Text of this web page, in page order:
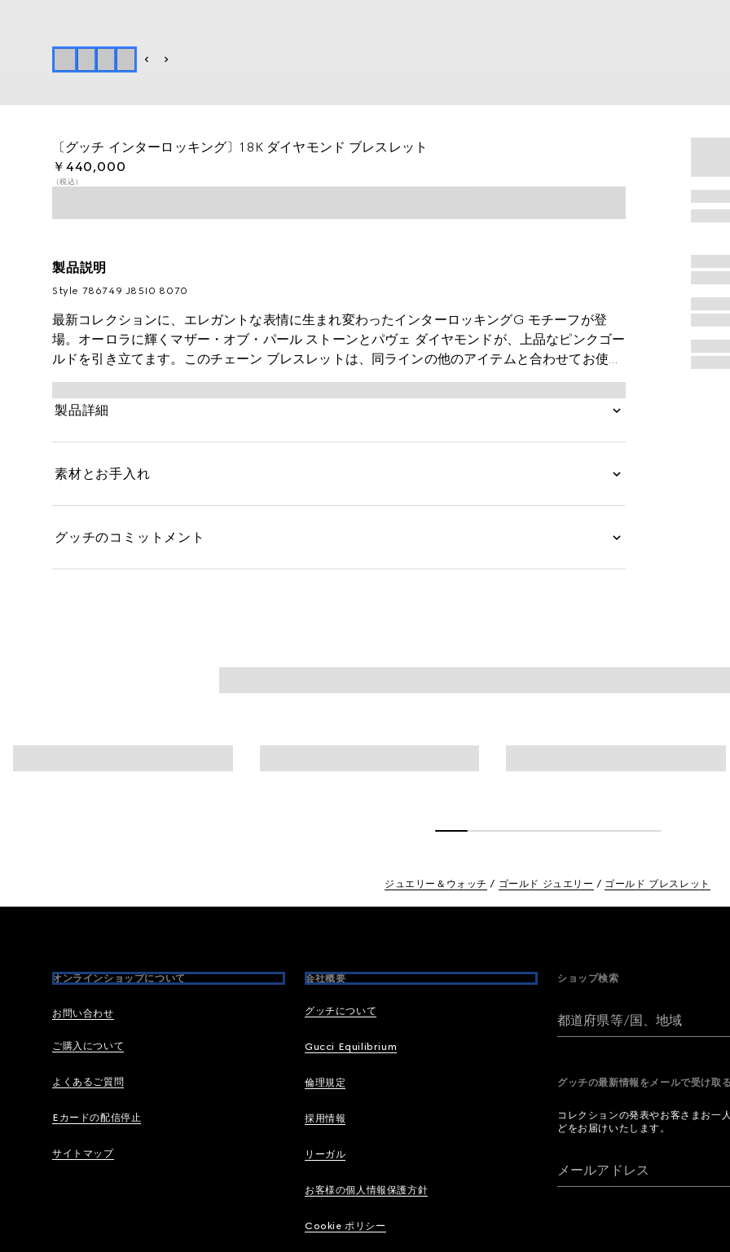
〔グッチ インターロッキング〕18K ダイヤモンド ブレスレット
￥440,000
（税込）
製品説明
Style ‎786749 J85I0 8070
最新コレクションに、エレガントな表情に生まれ変わったインターロッキングG モチーフが登
場。オーロラに輝くマザー・オブ・パール ストーンとパヴェ ダイヤモンドが、上品なピンクゴー
ルドを引き立てます。このチェーン ブレスレットは、同ラインの他のアイテムと合わせてお使い
いただけます。
製品詳細
素材とお手入れ
グッチのコミットメント
ジュエリー＆ウォッチ ゴールド ジュエリー ゴールド ブレスレット
オンラインショップについて
お問い合わせ
ご購入について
よくあるご質問
Eカードの配信停止
サイトマップ
会社概要
グッチについて
Gucci Equilibrium
倫理規定
採用情報
リーガル
お客様の個人情報保護方針
Cookie ポリシー
ショップ検索
都道府県等/国、地域
グッチの最新情報をメールで受け
コレクションの発表やお客さまお一
どをお届けいたします。
メールアドレス